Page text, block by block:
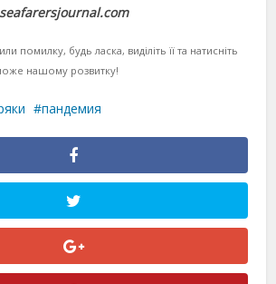
помилку, будь ласка, виділіть її та натисніть
нашому розвитку!
пандемия